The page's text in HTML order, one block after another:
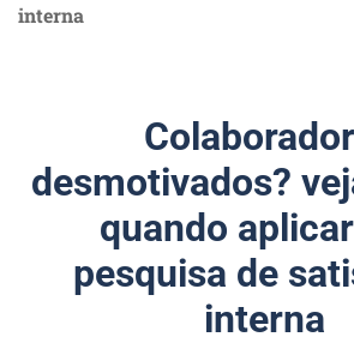
interna
desmotivados?
quando
pesquisa de
interna